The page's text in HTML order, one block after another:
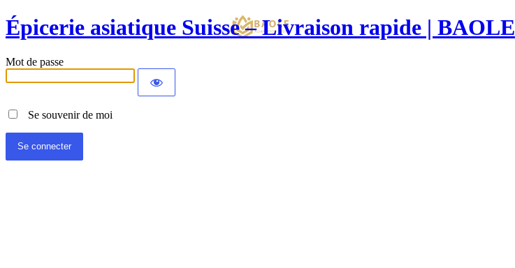
Épicerie asiatique Suisse – Livraison rapide | BAOLE
Mot de passe
Se souvenir de moi